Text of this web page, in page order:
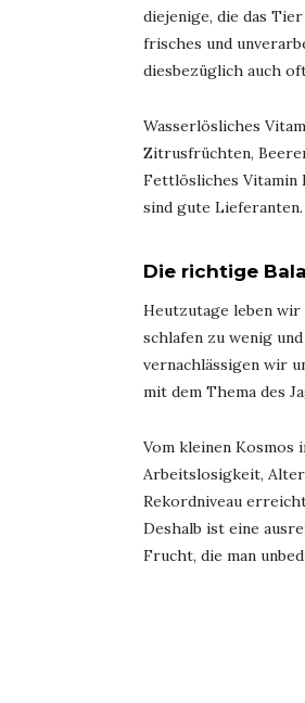
diejenige, die das
frisches und
diesbezüglich auch
Wasserlösliches
Zitrusfrüchten,
Fettlösliches Vitamin
sind gute
Die richtige
Heutzutage leben
schlafen zu wenig
vernachlässigen wir
mit dem Thema des
Vom kleinen Kosmos
Arbeitslosigkeit,
Rekordniveau
Deshalb ist eine
Frucht, die man